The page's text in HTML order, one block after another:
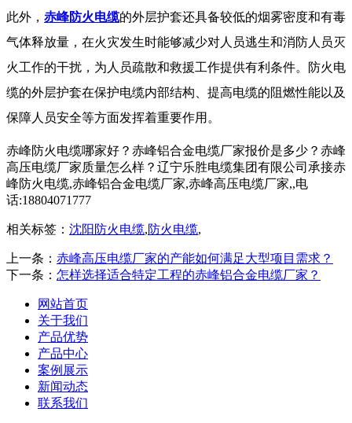
此外， 赤峰防火电缆的外层护套还具备较低的烟雾密度和有毒
气体释放量，在火灾发生时能够减少对人员逃生和消防人员灭
火工作的干扰，为人员疏散和救援工作提供有利条件。
防火电
缆的外层护套在保护电缆内部结构、提高电缆的阻燃性能以及
保障人员安全等方面发挥着重要作用。
赤峰防火电缆哪家好？赤峰铝合金电缆厂家报价是多少？赤峰
高压电缆厂家质量怎么样？辽宁乐胜电缆集团有限公司承接赤
峰防火电缆,赤峰铝合金电缆厂家,赤峰高压电缆厂家,,电
话:18804071777
相关标签： 沈阳防火电缆,防火电缆,
上一条： 赤峰高压电缆厂家的产能如何满足大型项目需求？
下一条： 怎样选择适合特定工程的赤峰铝合金电缆厂家？
网站首页
关于我们
产品优势
产品中心
案例展示
新闻动态
联系我们